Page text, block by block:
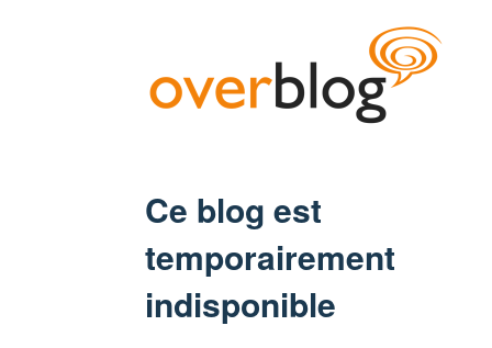
Ce blog est
temporairement
indisponible